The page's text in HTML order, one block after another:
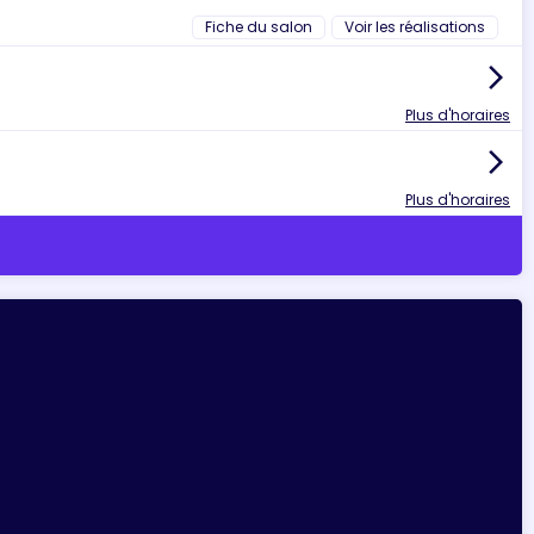
Fiche du salon Voir les réalisations
arrow_forward_ios
Plus d'horaires
arrow_forward_ios
Plus d'horaires